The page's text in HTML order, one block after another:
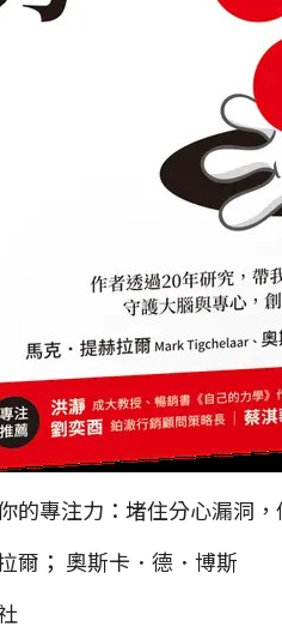
的專注力：堵住分心漏洞
爾； 奧斯卡．德．博斯